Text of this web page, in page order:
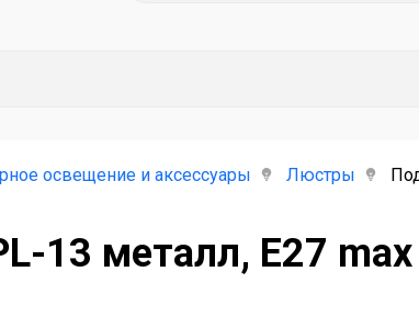
освещение и аксессуары Люстры
13 металл, E27